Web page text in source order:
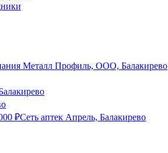
Металл Профиль, OOO, Балакирево
₽Сеть аптек Апрель, Балакирево